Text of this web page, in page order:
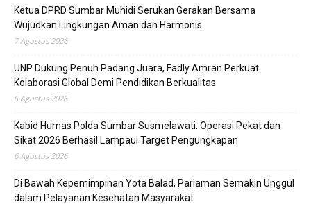
Ketua DPRD Sumbar Muhidi Serukan Gerakan Bersama
Wujudkan Lingkungan Aman dan Harmonis
7 Agustus 2026
UNP Dukung Penuh Padang Juara, Fadly Amran Perkuat
Kolaborasi Global Demi Pendidikan Berkualitas
6 Agustus 2026
Kabid Humas Polda Sumbar Susmelawati: Operasi Pekat dan
Sikat 2026 Berhasil Lampaui Target Pengungkapan
6 Agustus 2026
Di Bawah Kepemimpinan Yota Balad, Pariaman Semakin Unggul
dalam Pelayanan Kesehatan Masyarakat